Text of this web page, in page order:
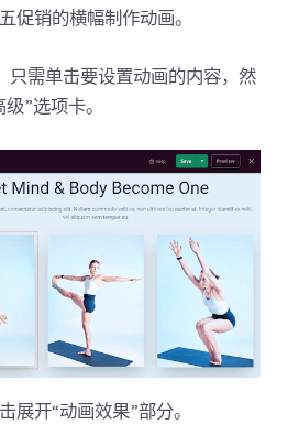
促销的横幅制作动画。
只需单击要设置动画的内容，然
”选项卡。
展开“动画效果”部分。